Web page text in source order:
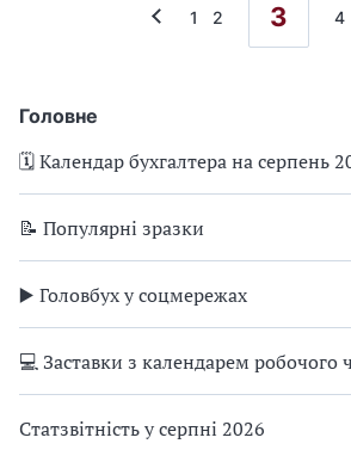
Головне
🗓️ Календар бухгалтера на серпень
📝 Популярні зразки
▶️ Головбух у соцмережах
💻 Заставки з календарем робочого
Статзвітність у серпні 2026
1 2 3 4